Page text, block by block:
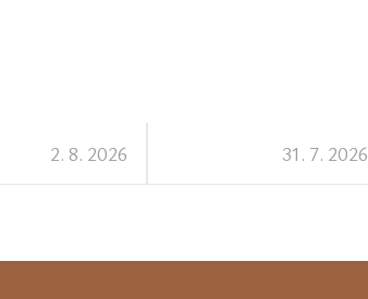
2. 8. 2026 31. 7. 2026